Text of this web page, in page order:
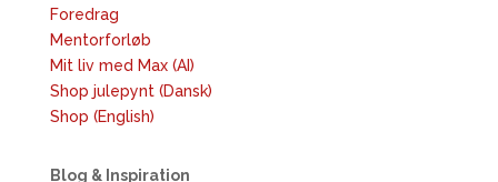
Foredrag
Mentorforløb
Mit liv med Max (AI)
Shop julepynt (Dansk)
Shop (English)
Blog & Inspiration